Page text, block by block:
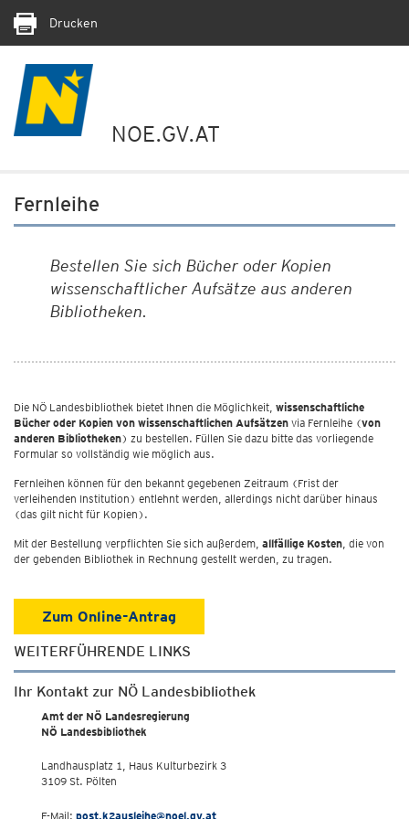
Drucken
NOE.GV.AT
Fernleihe
Bestellen Sie sich Bücher oder Kopien
wissenschaftlicher Aufsätze aus anderen
Bibliotheken.
Die NÖ Landesbibliothek bietet Ihnen die Möglichkeit, wissenschaftliche
Bücher oder Kopien von wissenschaftlichen Aufsätzen via Fernleihe (von
anderen Bibliotheken) zu bestellen. Füllen Sie dazu bitte das vorliegende
Formular so vollständig wie möglich aus.
Fernleihen können für den bekannt gegebenen Zeitraum (Frist der
verleihenden Institution) entlehnt werden, allerdings nicht darüber hinaus
(das gilt nicht für Kopien).
Mit der Bestellung verpflichten Sie sich außerdem, allfällige Kosten, die von
der gebenden Bibliothek in Rechnung gestellt werden, zu tragen.
Zum Online-Antrag
WEITERFÜHRENDE LINKS
Ihr Kontakt zur NÖ Landesbibliothek
Amt der NÖ Landesregierung
NÖ Landesbibliothek
Landhausplatz 1, Haus Kulturbezirk 3
3109 St. Pölten
E-Mail: post.k2ausleihe@noel.gv.at